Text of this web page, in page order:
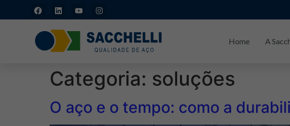
Home A
Categoria: soluções
O aço e o tempo: como a